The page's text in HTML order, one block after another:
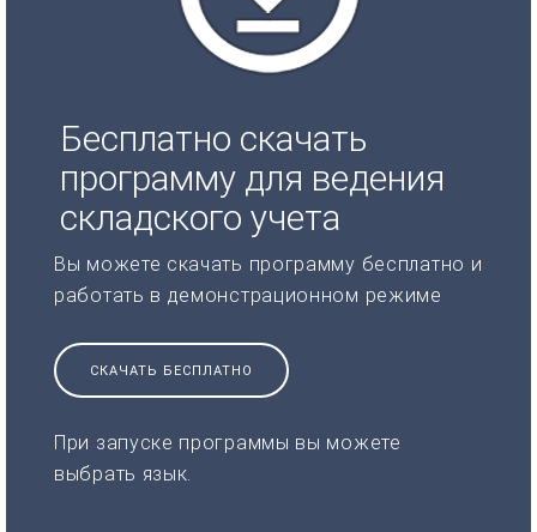
Бесплатно скачать
программу для ведения
складского учета
Вы можете скачать программу бесплатно и
работать в демонстрационном режиме
СКАЧАТЬ БЕСПЛАТНО
При запуске программы вы можете
выбрать язык.